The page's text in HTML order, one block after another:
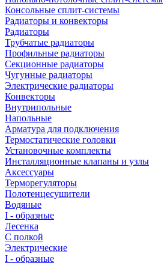
Консольные сплит-системы
Радиаторы и конвекторы
Радиаторы
Трубчатые радиаторы
Профильные радиаторы
Секционные радиаторы
Чугунные радиаторы
Электрические радиаторы
Конвекторы
Внутрипольные
Напольные
Арматура для подключения
Термостатические головки
Установочные комплекты
Инсталляционные клапаны и узлы
Аксессуары
Терморегуляторы
Полотенцесушители
Водяные
I - образные
Лесенка
С полкой
Электрические
I - образные